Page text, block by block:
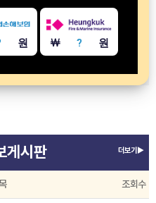
원 ￦? 원
게시판 더보기▶
조회수